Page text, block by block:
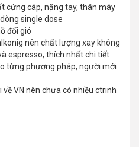
cứng cáp, nặng tay, thân máy
single dose
đổi gió
nên chất lượng xay không
espresso, thích nhất chi tiết
từng phương pháp, người mới
VN nên chưa có nhiều ctrinh